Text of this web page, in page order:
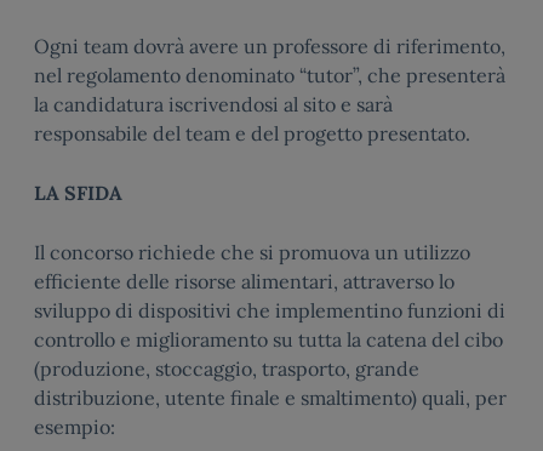
Ogni team dovrà avere un professore di riferimento,
nel regolamento denominato “tutor”, che presenterà
la candidatura iscrivendosi al sito e sarà
responsabile del team e del progetto presentato.
LA SFIDA
Il concorso richiede che si promuova un utilizzo
efficiente delle risorse alimentari, attraverso lo
sviluppo di dispositivi che implementino funzioni di
controllo e miglioramento su tutta la catena del cibo
(produzione, stoccaggio, trasporto, grande
distribuzione, utente finale e smaltimento) quali, per
esempio: